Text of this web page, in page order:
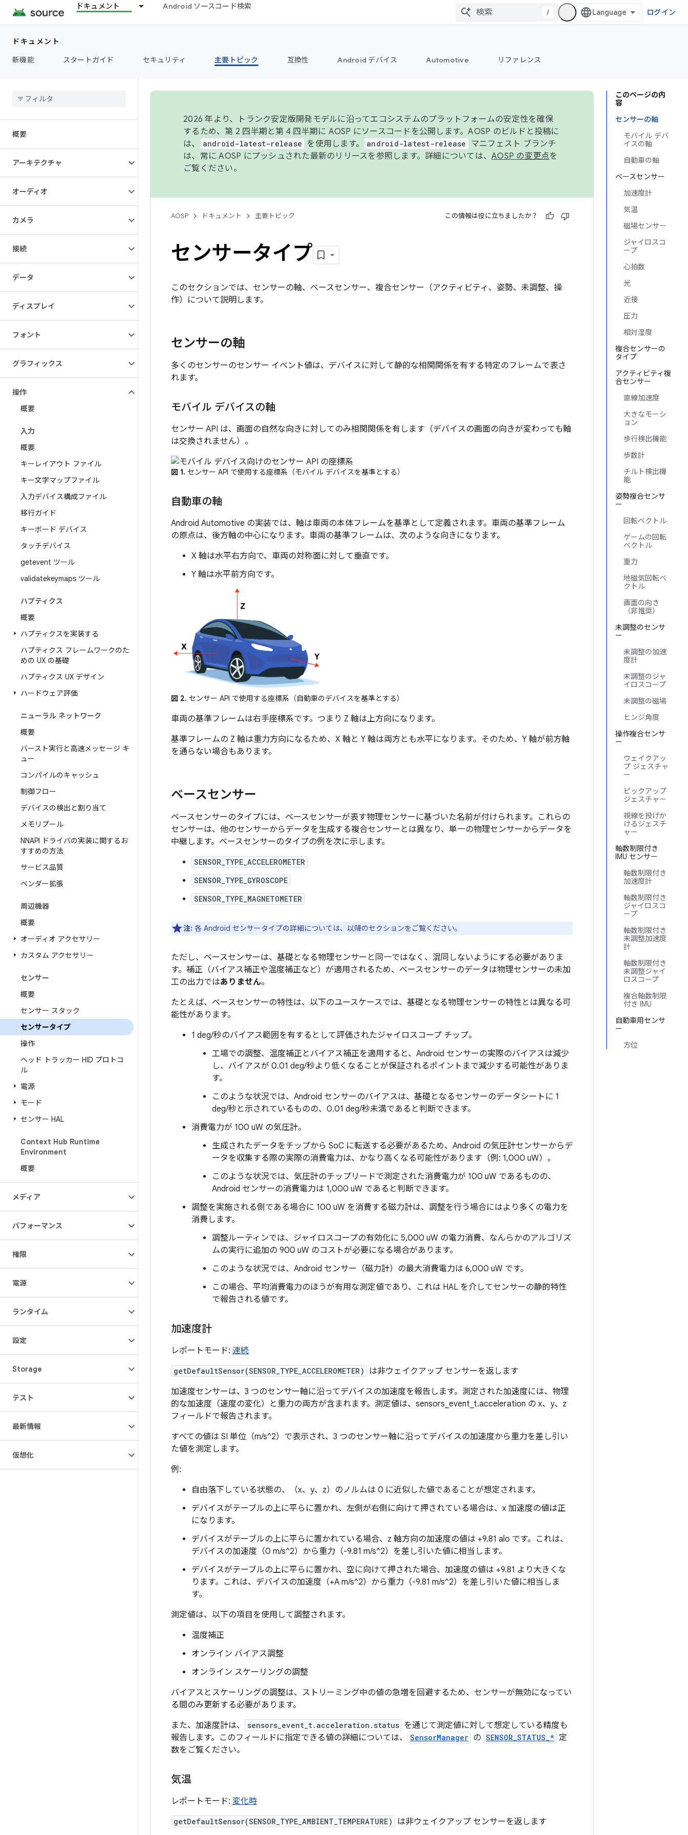
ドキュメント Android ソースコード検索
/ ログイン
ドキュメント
新機能
スタートガイド セキュリティ 主要トピック 互換性 Android デバイス Automotive リファレンス
概要
アーキテクチャ
オーディオ
カメラ
接続
データ
ディスプレイ
フォント
グラフィックス
操作
概要
入力
概要
キーレイアウト ファイル
キー文字マップファイル
入力デバイス構成ファイル
移行ガイド
キーボード デバイス
タッチデバイス
getevent ツール
validatekeymaps ツール
ハプティクス
概要
ハプティクスを実装する
ハプティクス フレームワークのた
めの UX の基礎
ハプティクス UX デザイン
ハードウェア評価
ニューラル ネットワーク
概要
バースト実行と高速メッセージ キ
ュー
コンパイルのキャッシュ
制御フロー
デバイスの検出と割り当て
メモリプール
NNAPI ドライバの実装に関するお
すすめの方法
サービス品質
ベンダー拡張
周辺機器
概要
オーディオ アクセサリー
カスタム アクセサリー
センサー
概要
センサー スタック
センサータイプ
操作
ヘッド トラッカー HID プロトコ
ル
電源
モード
センサー HAL
Context Hub Runtime
Environment
概要
メディア
パフォーマンス
権限
電源
ランタイム
設定
Storage
テスト
最新情報
仮想化
このページの内
容
センサーの軸
モバイル デバ
イスの軸
自動車の軸
ベースセンサー
加速度計
気温
磁場センサー
ジャイロスコ
ープ
心拍数
光
近接
圧力
相対湿度
複合センサーの
タイプ
アクティビティ複
合センサー
直線加速度
大きなモーシ
ョン
歩行検出機能
歩数計
チルト検出機
能
姿勢複合センサ
ー
回転ベクトル
ゲームの回転
ベクトル
重力
地磁気回転ベ
クトル
画面の向き
（非推奨）
未調整のセンサ
ー
未調整の加速
度計
未調整のジャ
イロスコープ
未調整の磁場
ヒンジ角度
操作複合センサ
ー
ウェイクアッ
プ ジェスチャ
ー
ピックアップ
ジェスチャー
視線を投げか
けるジェスチ
ャー
軸数制限付き
IMU センサー
軸数制限付き
加速度計
軸数制限付き
ジャイロスコ
ープ
軸数制限付き
未調整加速度
計
軸数制限付き
未調整ジャイ
ロスコープ
複合軸数制限
付き IMU
自動車用センサ
ー
方位
2026 年より、トランク安定版開発モデルに沿ってエコシステムのプラットフォームの安定性を確保
するため、第 2 四半期と第 4 四半期に AOSP にソースコードを公開します。AOSP のビルドと投稿に
は、
android-latest-release を使用します。 android-latest-release
マニフェスト ブランチ
は、常に AOSP にプッシュされた最新のリリースを参照します。詳細については、 AOSP の変更点を
ご覧ください。
AOSP ドキュメント 主要トピック この情報は役に立ちましたか？
センサータイプ
このセクションでは、センサーの軸、ベースセンサー、複合センサー（アクティビティ、姿勢、未調整、操
作）について説明します。
センサーの軸
多くのセンサーのセンサー イベント値は、デバイスに対して静的な相関関係を有する特定のフレームで表さ
れます。
モバイル デバイスの軸
センサー API は、画面の自然な向きに対してのみ相関関係を有します（デバイスの画面の向きが変わっても軸
は交換されません）。
図 1. センサー API で使用する座標系（モバイル デバイスを基準とする）
自動車の軸
Android Automotive の実装では、軸は車両の本体フレームを基準として定義されます。車両の基準フレーム
の原点は、後方軸の中心になります。車両の基準フレームは、次のような向きになります。
X 軸は水平右方向で、車両の対称面に対して垂直です。
Y 軸は水平前方向です。
図 2. センサー API で使用する座標系（自動車のデバイスを基準とする）
車両の基準フレームは右手座標系です。つまり Z 軸は上方向になります。
基準フレームの Z 軸は重力方向になるため、X 軸と Y 軸は両方とも水平になります。そのため、Y 軸が前方軸
を通らない場合もあります。
ベースセンサー
ベースセンサーのタイプには、ベースセンサーが表す物理センサーに基づいた名前が付けられます。これらの
センサーは、他のセンサーからデータを生成する複合センサーとは異なり、単一の物理センサーからデータを
中継します。ベースセンサーのタイプの例を次に示します。
SENSOR_TYPE_ACCELEROMETER
SENSOR_TYPE_GYROSCOPE
SENSOR_TYPE_MAGNETOMETER
注: 各 Android センサータイプの詳細については、以降のセクションをご覧ください。
ただし、ベースセンサーは、基礎となる物理センサーと同一ではなく、混同しないようにする必要がありま
す。補正（バイアス補正や温度補正など）が適用されるため、ベースセンサーのデータは物理センサーの未加
工の出力ではありません。
たとえば、ベースセンサーの特性は、以下のユースケースでは、基礎となる物理センサーの特性とは異なる可
能性があります。
1 deg/秒のバイアス範囲を有するとして評価されたジャイロスコープ チップ。
工場での調整、温度補正とバイアス補正を適用すると、Android センサーの実際のバイアスは減少
し、バイアスが 0.01 deg/秒より低くなることが保証されるポイントまで減少する可能性がありま
す。
このような状況では、Android センサーのバイアスは、基礎となるセンサーのデータシートに 1
deg/秒と示されているものの、0.01 deg/秒未満であると判断できます。
消費電力が 100 uW の気圧計。
生成されたデータをチップから SoC に転送する必要があるため、Android の気圧計センサーからデ
ータを収集する際の実際の消費電力は、かなり高くなる可能性があります（例: 1,000 uW）。
このような状況では、気圧計のチップリードで測定された消費電力が 100 uW であるものの、
Android センサーの消費電力は 1,000 uW であると判断できます。
調整を実施される側である場合に 100 uW を消費する磁力計は、調整を行う場合にはより多くの電力を
消費します。
調整ルーティンでは、ジャイロスコープの有効化に 5,000 uW の電力消費、なんらかのアルゴリズ
ムの実行に追加の 900 uW のコストが必要になる場合があります。
このような状況では、Android センサー（磁力計）の最大消費電力は 6,000 uW です。
この場合、平均消費電力のほうが有用な測定値であり、これは HAL を介してセンサーの静的特性
で報告される値です。
加速度計
レポートモード: 連続
getDefaultSensor(SENSOR_TYPE_ACCELEROMETER)
は非ウェイクアップ センサーを返します
加速度センサーは、3 つのセンサー軸に沿ってデバイスの加速度を報告します。測定された加速度には、物理
的な加速度（速度の変化）と重力の両方が含まれます。測定値は、sensors_event_t.acceleration の x、y、z
フィールドで報告されます。
すべての値は SI 単位（m/s^2）で表示され、3 つのセンサー軸に沿ってデバイスの加速度から重力を差し引い
た値を測定します。
例:
自由落下している状態の、（x、y、z）のノルムは 0 に近似した値であることが想定されます。
デバイスがテーブルの上に平らに置かれ、左側が右側に向けて押されている場合は、x 加速度の値は正
になります。
デバイスがテーブルの上に平らに置かれている場合、z 軸方向の加速度の値は +9.81 alo です。これは、
デバイスの加速度（0 m/s^2）から重力（-9.81 m/s^2）を差し引いた値に相当します。
デバイスがテーブルの上に平らに置かれ、空に向けて押された場合、加速度の値は +9.81 より大きくな
ります。これは、デバイスの加速度（+A m/s^2）から重力（-9.81 m/s^2）を差し引いた値に相当しま
す。
測定値は、以下の項目を使用して調整されます。
温度補正
オンライン バイアス調整
オンライン スケーリングの調整
バイアスとスケーリングの調整は、ストリーミング中の値の急増を回避するため、センサーが無効になってい
る間のみ更新する必要があります。
また、加速度計は、
sensors_event_t.acceleration.status を通じて測定値に対して想定している精度も
報告します。このフィールドに指定できる値の詳細については、
SensorManager の SENSOR_STATUS_* 定
数をご覧ください。
気温
レポートモード: 変化時
getDefaultSensor(SENSOR_TYPE_AMBIENT_TEMPERATURE) は非ウェイクアップ センサーを返します